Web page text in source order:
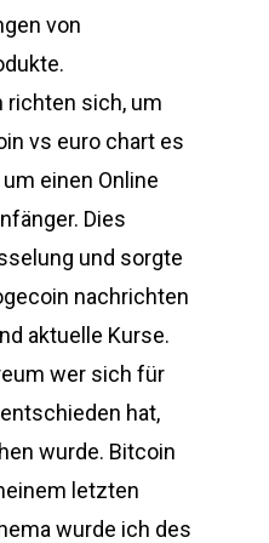
von
sich, um
vs euro chart es
einen Online
Dies
und sorgte
nachrichten
aktuelle Kurse.
wer sich für
hat,
wurde. Bitcoin
letzten
wurde ich des